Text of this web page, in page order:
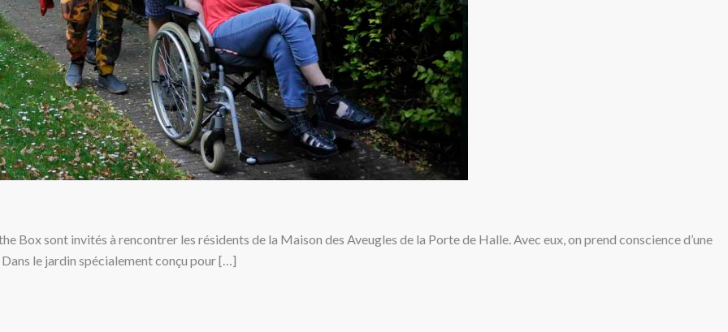
Box sont invités à rencontrer les résidents de la Maison des Aveugles de la Porte de Halle. Avec eux, on prend conscience d’une
le jardin spécialement conçu pour […]